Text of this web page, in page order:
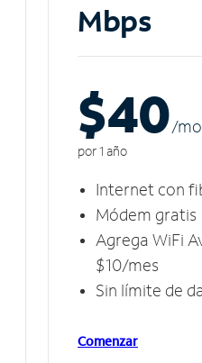
Mbps
$40/mo
por 1 año
Internet con
Módem gratis
Agrega WiFi
$10/mes
Sin límite de
Comenzar